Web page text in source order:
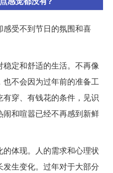
受不到节日的氛围和喜
定和舒适的生活。不再像
不会因为过年前的准备工
穿、有钱花的条件，见识
和喧嚣已经不再感到新鲜
体现。人的需求和心理状
生变化。过年对于大部分